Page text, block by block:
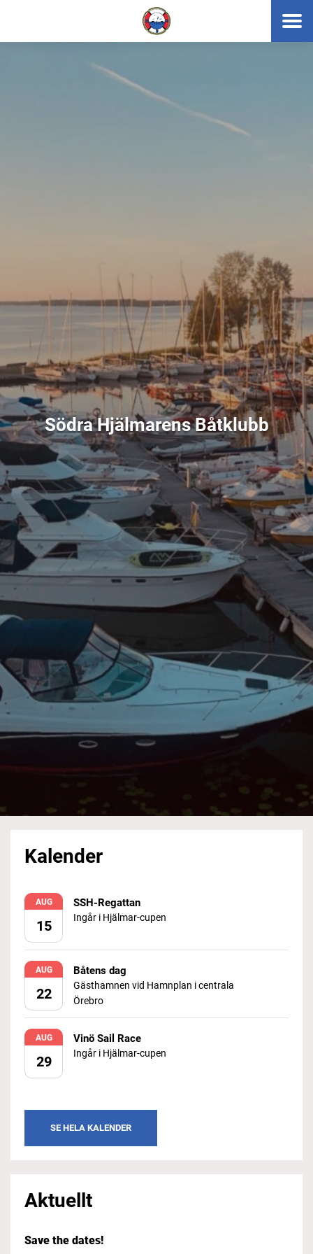
Södra Hjälmarens Båtklubb
Kalender
AUG
15
SSH-Regattan
Ingår i Hjälmar-cupen
AUG
22
Båtens dag
Gästhamnen vid Hamnplan i centrala
Örebro
AUG
29
Vinö Sail Race
Ingår i Hjälmar-cupen
SE HELA KALENDER
Aktuellt
Save the dates!